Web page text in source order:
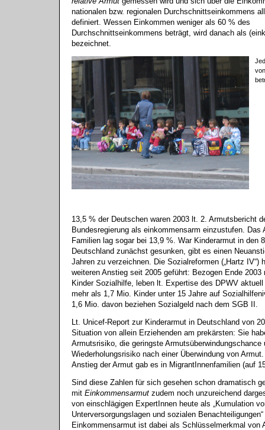
nationalen bzw. regionalen Durchschnittseinkommens
definiert. Wessen Einkommen weniger als 60 % des
Durchschnittseinkommens beträgt, wird danach als
bezeichnet.
13,5 % der Deutschen waren 2003 lt. 2. Armutsbericht
Bundesregierung als einkommensarm einzustufen. Das
Familien lag sogar bei 13,9 %. War Kinderarmut in den
Deutschland zunächst gesunken, gibt es einen
Jahren zu verzeichnen. Die Sozialreformen („Hartz IV“)
weiteren Anstieg seit 2005 geführt: Bezogen Ende 2003
Kinder Sozialhilfe, leben lt. Expertise des DPWV
mehr als 1,7 Mio. Kinder unter 15 Jahre auf
1,6 Mio. davon beziehen Sozialgeld nach dem SGB II.
Lt. Unicef-Report zur Kinderarmut in Deutschland von
Situation von allein Erziehenden am prekärsten: Sie
Armutsrisiko, die geringste Armutsüberwindungschance
Wiederholungsrisiko nach einer Überwindung von
Anstieg der Armut gab es in MigrantInnenfamilien (auf
Sind diese Zahlen für sich gesehen schon dramatisch
mit Einkommensarmut zudem noch unzureichend
von einschlägigen ExpertInnen heute als „Kumulation
Unterversorgungslagen und sozialen
Einkommensarmut ist dabei als Schlüsselmerkmal von